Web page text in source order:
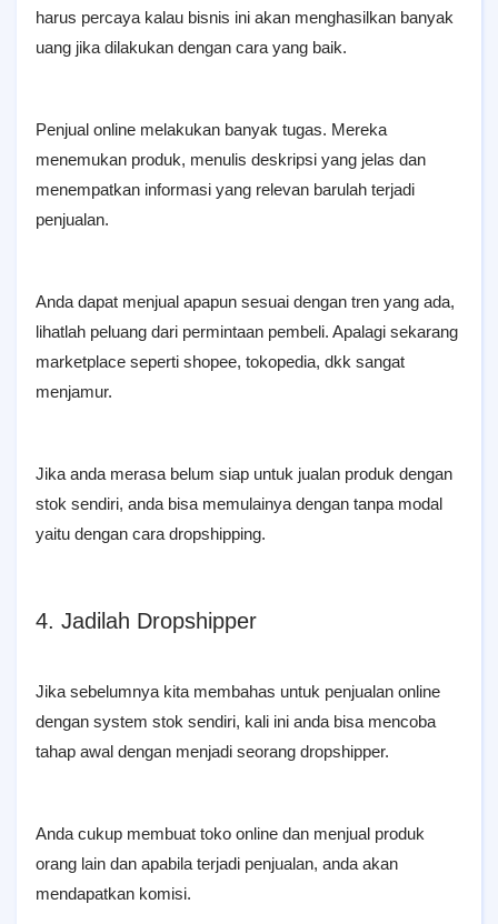
harus percaya kalau bisnis ini akan menghasilkan banyak
uang jika dilakukan dengan cara yang baik.
Penjual online melakukan banyak tugas. Mereka
menemukan produk, menulis deskripsi yang jelas dan
menempatkan informasi yang relevan barulah terjadi
penjualan.
Anda dapat menjual apapun sesuai dengan tren yang ada,
lihatlah peluang dari permintaan pembeli. Apalagi sekarang
marketplace seperti shopee, tokopedia, dkk sangat
menjamur.
Jika anda merasa belum siap untuk jualan produk dengan
stok sendiri, anda bisa memulainya dengan tanpa modal
yaitu dengan cara dropshipping.
4. Jadilah Dropshipper
Jika sebelumnya kita membahas untuk penjualan online
dengan system stok sendiri, kali ini anda bisa mencoba
tahap awal dengan menjadi seorang dropshipper.
Anda cukup membuat toko online dan menjual produk
orang lain dan apabila terjadi penjualan, anda akan
mendapatkan komisi.